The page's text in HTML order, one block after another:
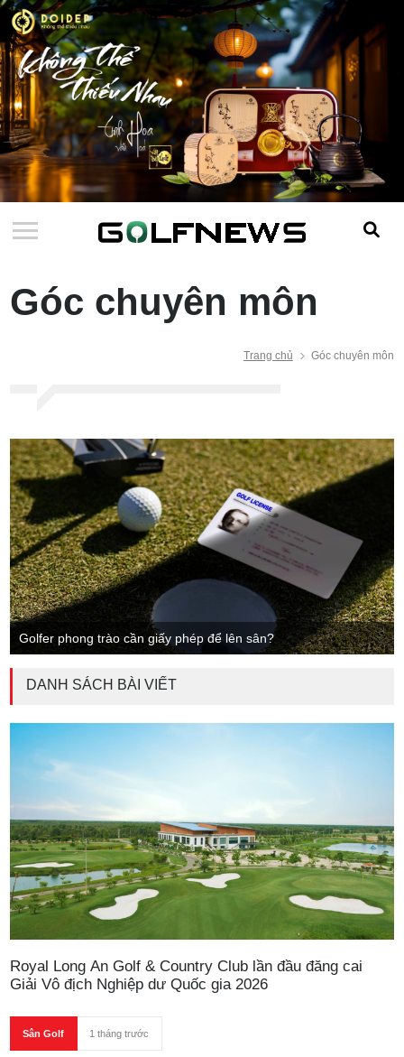
Góc chuyên môn
Trang chủ Góc chuyên môn
Golfer phong trào cần giấy phép để lên sân?
DANH SÁCH BÀI VIẾT
Royal Long An Golf & Country Club lần đầu đăng cai
Giải Vô địch Nghiệp dư Quốc gia 2026
Sân Golf 1 tháng trước